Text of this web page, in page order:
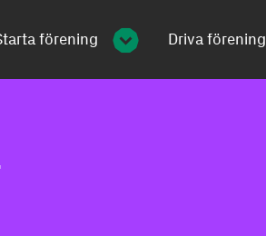
förening Driva förening